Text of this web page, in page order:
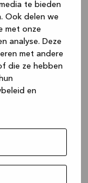
te bieden
Ook delen we
met onze
analyse. Deze
met andere
die ze hebben
en
for more